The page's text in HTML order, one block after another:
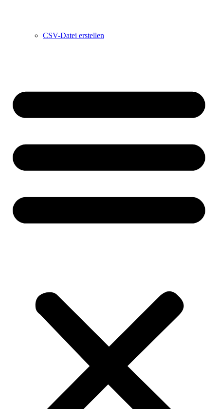
CSV-Datei erstellen